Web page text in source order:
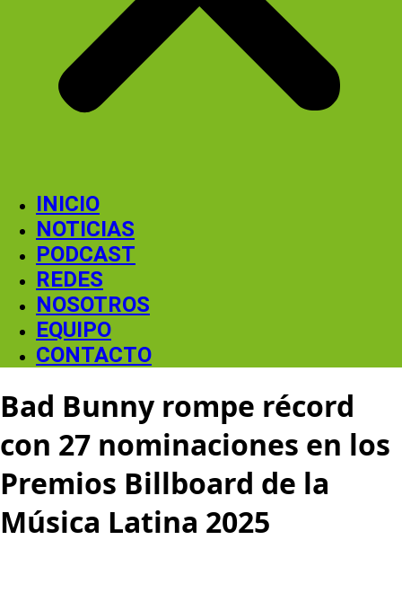
INICIO
NOTICIAS
PODCAST
REDES
NOSOTROS
EQUIPO
CONTACTO
Bad Bunny rompe récord
con 27 nominaciones en los
Premios Billboard de la
Música Latina 2025